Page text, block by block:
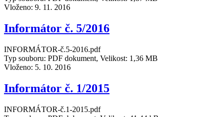
Vloženo: 9. 11. 2016
Informátor č. 5/2016
INFORMÁTOR-č.5-2016.pdf
Typ souboru: PDF dokument, Velikost: 1,36 MB
Vloženo: 5. 10. 2016
Informátor č. 1/2015
INFORMÁTOR-č.1-2015.pdf